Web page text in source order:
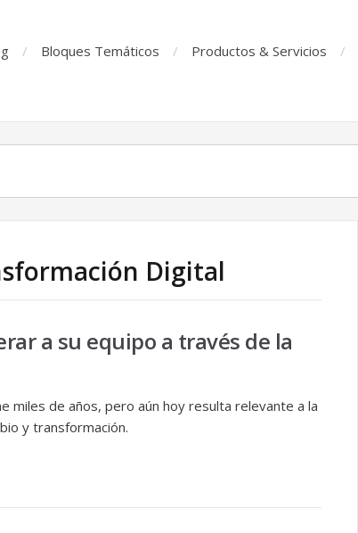
Bloques Temáticos Productos & Servicios
Digital
a su equipo a través de la
miles de años, pero aún hoy resulta relevante a la
y transformación.